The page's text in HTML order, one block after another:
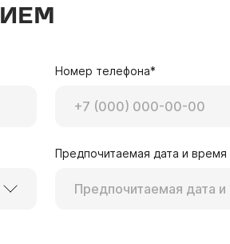
Номер телефона*
Предпочитаемая дата и время